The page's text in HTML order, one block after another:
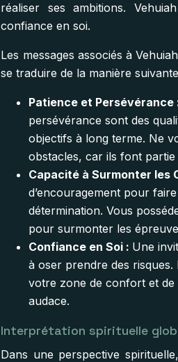
réaliser ses ambitions.
confiance en soi.
Les messages associés à
se traduire de la manière
Patience et Persévérance
persévérance sont des
objectifs à long terme. Ne
obstacles, car ils font partie
Capacité à Surmonter les
d’encouragement pour
détermination. Vous
pour surmonter les
Confiance en Soi : Une
à oser prendre des risques.
votre zone de confort et
audace.
Interprétation spirituelle
Dans une perspective